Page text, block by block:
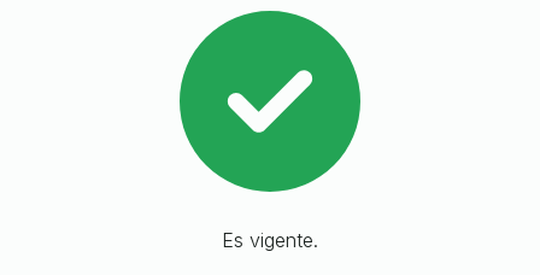
Es vigente.